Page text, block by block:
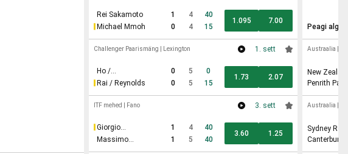
Rei Sakamoto
Michael Mmoh
1
4
0
4
40
15
1.095 7.00
Challenger Paarismäng Lexington 1. sett
Ho /
Liutarevich
Rai / Reynolds
0
5
0
5
0
15
1.73 2.07
ITF mehed Fano 3. sett
Giorgio
Tabacco
Massimo
1
4
1
5
40
40
3.60 1.25
Peagi algab
Austraalia
New
Penrith
Austraalia
Sydney
Canterbury